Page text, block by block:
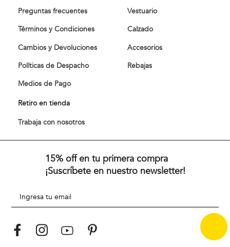
Preguntas frecuentes
Términos y Condiciones
Cambios y Devoluciones
Políticas de Despacho
Medios de Pago
Retiro en tienda
Trabaja con nosotros
Vestuario
Calzado
Accesorios
Rebajas
15% off en tu primera compra
¡Suscríbete en nuestro newsletter!